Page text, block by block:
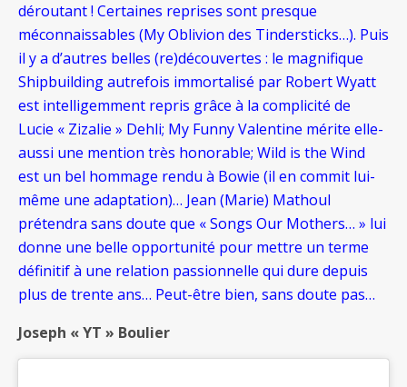
déroutant ! Certaines reprises sont presque
méconnaissables (My Oblivion des Tindersticks…). Puis
il y a d’autres belles (re)découvertes : le magnifique
Shipbuilding autrefois immortalisé par Robert Wyatt
est intelligemment repris grâce à la complicité de
Lucie « Zizalie » Dehli; My Funny Valentine mérite elle-
aussi une mention très honorable; Wild is the Wind
est un bel hommage rendu à Bowie (il en commit lui-
même une adaptation)… Jean (Marie) Mathoul
prétendra sans doute que « Songs Our Mothers… » lui
donne une belle opportunité pour mettre un terme
définitif à une relation passionnelle qui dure depuis
plus de trente ans… Peut-être bien, sans doute pas…
Joseph « YT » Boulier